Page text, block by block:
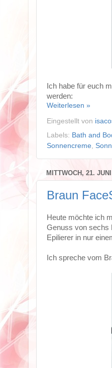
Ich habe für euch
werden:
Weiterlesen »
Eingestellt von
Labels: Bath and
Sonnencreme,
MITTWOCH, 21.
Braun
Heute möchte ich
Genuss von sechs
Epilierer in nur
Ich spreche vom